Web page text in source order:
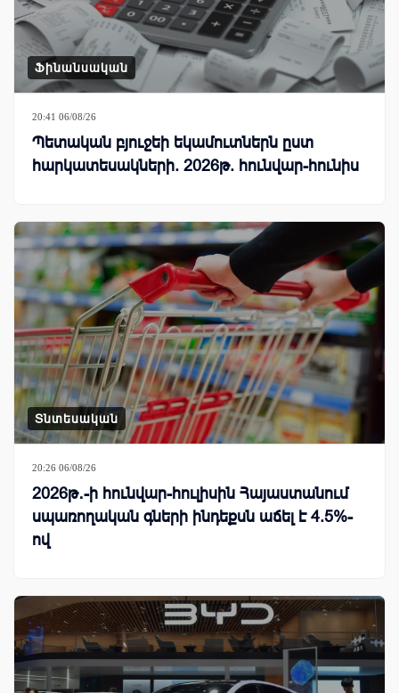
Ֆինանսական
20:41 06/08/26
Պետական բյուջեի եկամուտներն ըստ
հարկատեսակների. 2026թ. հունվար-հունիս
Տնտեսական
20:26 06/08/26
2026թ․-ի հունվար-հուլիսին Հայաստանում
սպառողական գների ինդեքսն աճել է 4.5%-
ով